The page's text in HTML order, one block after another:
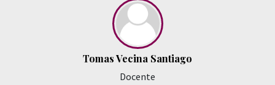
Tomas Vecina Santiago
Docente